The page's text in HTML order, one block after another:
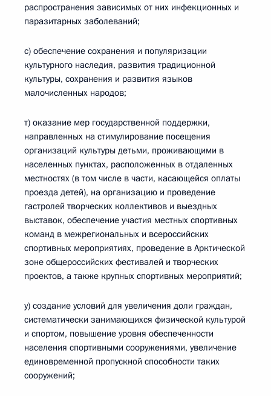
распространения зависимых от них инфекционных и
паразитарных заболеваний;
с) обеспечение сохранения и популяризации
культурного наследия, развития традиционной
культуры, сохранения и развития языков
малочисленных народов;
т) оказание мер государственной поддержки,
направленных на стимулирование посещения
организаций культуры детьми, проживающими в
населенных пунктах, расположенных в отдаленных
местностях (в том числе в части, касающейся оплаты
проезда детей), на организацию и проведение
гастролей творческих коллективов и выездных
выставок, обеспечение участия местных спортивных
команд в межрегиональных и всероссийских
спортивных мероприятиях, проведение в Арктической
зоне общероссийских фестивалей и творческих
проектов, а также крупных спортивных мероприятий;
у) создание условий для увеличения доли граждан,
систематически занимающихся физической культурой
и спортом, повышение уровня обеспеченности
населения спортивными сооружениями, увеличение
единовременной пропускной способности таких
сооружений;